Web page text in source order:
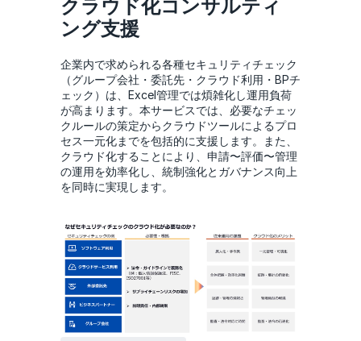
クラウド化コンサルティ
ング支援
企業内で求められる各種セキュリティチェック
（グループ会社・委託先・クラウド利用・BPチ
ェック）は、Excel管理では煩雑化し運用負荷
が高まります。本サービスでは、必要なチェッ
クルールの策定からクラウドツールによるプロ
セス一元化までを包括的に支援します。また、
クラウド化することにより、申請〜評価〜管理
の運用を効率化し、統制強化とガバナンス向上
を同時に実現します。